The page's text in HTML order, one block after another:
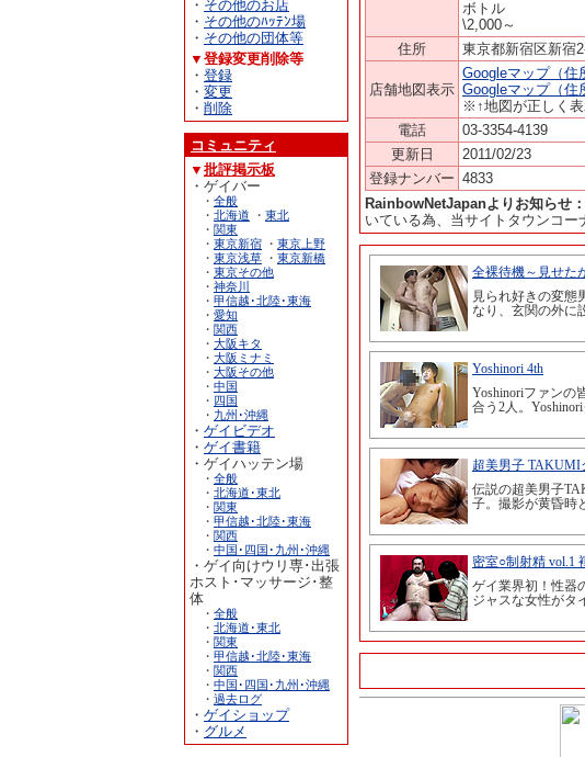
・ その他のお店
・ その他のﾊｯﾃﾝ場
・ その他の団体等
▼登録変更削除等
・ 登録
・ 変更
・ 削除
コミュニティ
▼ 批評掲示板
・ゲイバー
・ 全般
・ 北海道 ・ 東北
・ 関東
・ 東京新宿 ・ 東京上野
・ 東京浅草 ・ 東京新橋
・ 東京その他
・ 神奈川
・ 甲信越･北陸･東海
・ 愛知
・ 関西
・ 大阪キタ
・ 大阪ミナミ
・ 大阪その他
・ 中国
・ 四国
・ 九州･沖縄
・ ゲイビデオ
・ ゲイ書籍
・ゲイハッテン場
・ 全般
・ 北海道･東北
・ 関東
・ 甲信越･北陸･東海
・ 関西
・ 中国･四国･九州･沖縄
・ゲイ向けウリ専･出張
ホスト･マッサージ･整
体
・ 全般
・ 北海道･東北
・ 関東
・ 甲信越･北陸･東海
・ 関西
・ 中国･四国･九州･沖縄
・ 過去ログ
・ ゲイショップ
・ グルメ
ボトル
\2,000～
住所
東京都新宿区新宿
店舗地図表示
Googleマップ（住
Googleマップ（住
※↑地図が正しく表
電話
03-3354-4139
更新日
2011/02/23
登録ナンバー 4833
RainbowNetJapanよりお知らせ：
いている為、当サイトタウンコー